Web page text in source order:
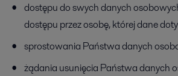
dostępu do swych danych
dostępu przez osobę, której dane
sprostowania Państwa danych
żądania usunięcia Państwa danych